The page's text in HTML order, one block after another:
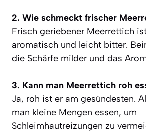
2. Wie schmeckt frischer
Frisch geriebener Meerrettich
aromatisch und leicht bitter.
die Schärfe milder und das
3. Kann man Meerrettich roh
Ja, roh ist er am gesündesten.
man kleine Mengen essen, um
Schleimhautreizungen zu